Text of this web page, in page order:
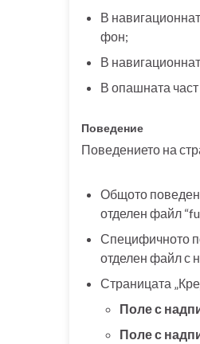
В
фон;
В
В опашната
Поведение
Поведението на
Общото
отделен файл
Специфичното
отделен файл с
Страницата
Поле с
Поле с